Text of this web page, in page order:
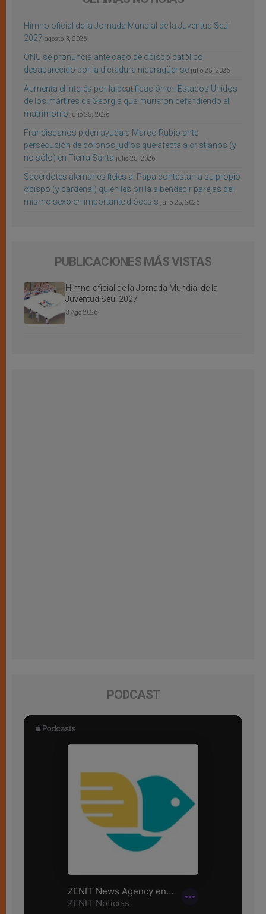
Himno oficial de la Jornada Mundial de la Juventud Seúl
2027 agosto 3, 2026
ONU se pronuncia ante caso de obispo católico
desaparecido por la dictadura nicaragüense julio 25, 2026
Aumenta el interés por la beatificación en Estados Unidos
de los mártires de Georgia que murieron defendiendo el
matrimonio julio 25, 2026
Franciscanos piden ayuda a Marco Rubio ante
persecución de colonos judíos que afecta a cristianos (y
no sólo) en Tierra Santa julio 25, 2026
Sacerdotes alemanes fieles al Papa contestan a su propio
obispo (y cardenal) quien les orilla a bendecir parejas del
mismo sexo en importante diócesis julio 25, 2026
PUBLICACIONES MÁS VISTAS
Himno oficial de la Jornada Mundial de la
Juventud Seúl 2027
3 Ago 2026
PODCAST